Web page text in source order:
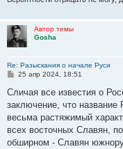
Автор темы
Gosha
Re: Разыскания о начале Руси
С
о
щ
е
и
е
25 апр 2024, 18:51
Сличая все известия о
заключение, что название
весьма растяжимый
всех восточных Славян,
обширном - Славян